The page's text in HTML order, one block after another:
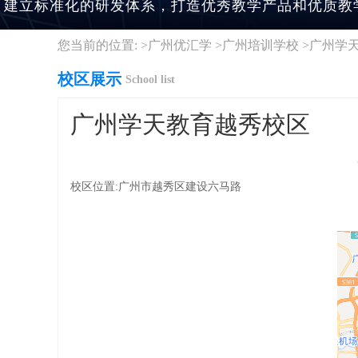
建立标准化的研发体系，打造优秀教学产品和优质
您当前的位置: >广州优汇学 >广州培训学校 >广州学
校区展示 School list
广州学天教育越秀校区
校区位置:广州市越秀区建设六马路